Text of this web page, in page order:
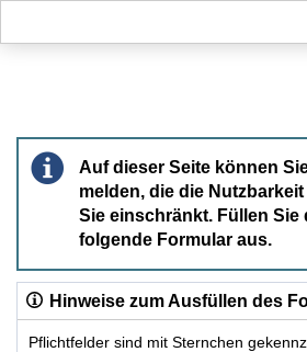
Hauptnavigation
Barriere melden
Auf dieser Seite können
melden, die die
Sie einschränkt. Füllen Sie
folgende Formular aus.
Hinweise zum Ausfüllen des
Pflichtfelder sind mit Sternchen